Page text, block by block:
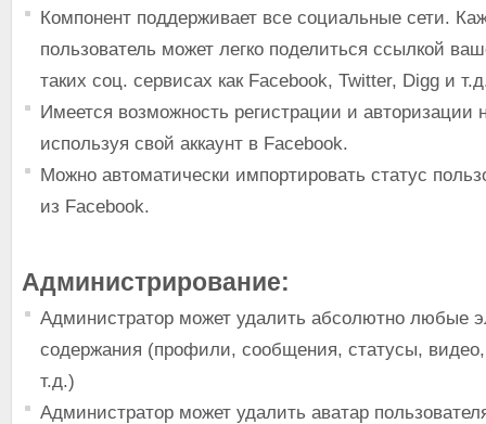
Компонент поддерживает все социальные сети.
пользователь может легко поделиться ссылкой
таких соц. сервисах как Facebook, Twitter, Digg и
Имеется возможность регистрации и авторизации
используя свой аккаунт в Facebook.
Можно автоматически импортировать статус
из Facebook.
Администрирование:
Администратор может удалить абсолютно любые
содержания (профили, сообщения, статусы,
т.д.)
Администратор может удалить аватар